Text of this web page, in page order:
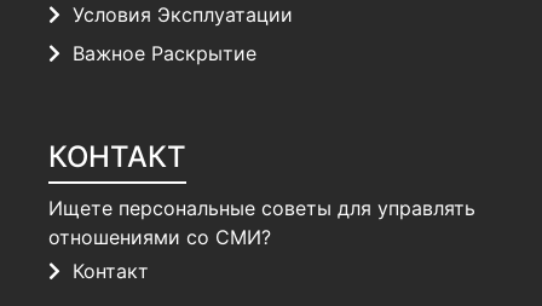
Условия Эксплуатации
Важное Раскрытие
КОНТАКТ
Ищете персональные советы для управлять
отношениями со СМИ?
Контакт